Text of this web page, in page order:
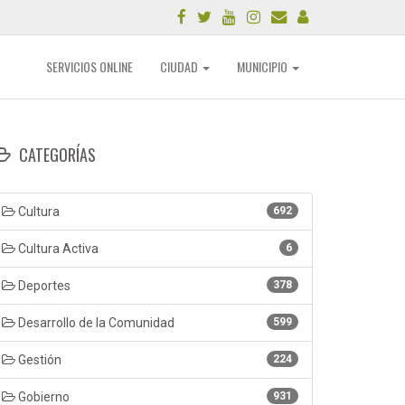
SERVICIOS ONLINE CIUDAD MUNICIPIO
CATEGORÍAS
692
Cultura
6
Cultura Activa
378
Deportes
599
Desarrollo de la Comunidad
224
Gestión
931
Gobierno